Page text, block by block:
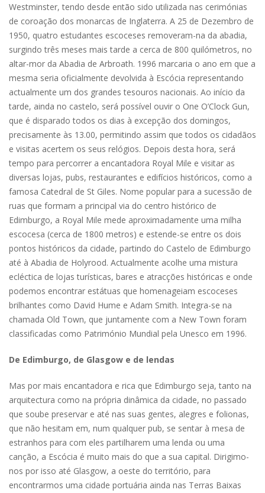
Westminster, tendo desde então sido utilizada nas cerimónias
de coroação dos monarcas de Inglaterra. A 25 de Dezembro de
1950, quatro estudantes escoceses removeram-na da abadia,
surgindo três meses mais tarde a cerca de 800 quilómetros, no
altar-mor da Abadia de Arbroath. 1996 marcaria o ano em que a
mesma seria oficialmente devolvida à Escócia representando
actualmente um dos grandes tesouros nacionais. Ao início da
tarde, ainda no castelo, será possível ouvir o One O’Clock Gun,
que é disparado todos os dias à excepção dos domingos,
precisamente às 13.00, permitindo assim que todos os cidadãos
e visitas acertem os seus relógios. Depois desta hora, será
tempo para percorrer a encantadora Royal Mile e visitar as
diversas lojas, pubs, restaurantes e edifícios históricos, como a
famosa Catedral de St Giles. Nome popular para a sucessão de
ruas que formam a principal via do centro histórico de
Edimburgo, a Royal Mile mede aproximadamente uma milha
escocesa (cerca de 1800 metros) e estende-se entre os dois
pontos históricos da cidade, partindo do Castelo de Edimburgo
até à Abadia de Holyrood. Actualmente acolhe uma mistura
ecléctica de lojas turísticas, bares e atracções históricas e onde
podemos encontrar estátuas que homenageiam escoceses
brilhantes como David Hume e Adam Smith. Integra-se na
chamada Old Town, que juntamente com a New Town foram
classificadas como Património Mundial pela Unesco em 1996.
De Edimburgo, de Glasgow e de lendas
Mas por mais encantadora e rica que Edimburgo seja, tanto na
arquitectura como na própria dinâmica da cidade, no passado
que soube preservar e até nas suas gentes, alegres e folionas,
que não hesitam em, num qualquer pub, se sentar à mesa de
estranhos para com eles partilharem uma lenda ou uma
canção, a Escócia é muito mais do que a sua capital. Dirigimo-
nos por isso até Glasgow, a oeste do território, para
encontrarmos uma cidade portuária ainda nas Terras Baixas